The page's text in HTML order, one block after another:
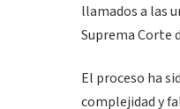
llamados a las
Suprema Corte
El proceso ha
complejidad y